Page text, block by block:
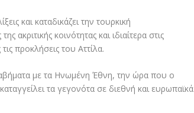
και καταδικάζει την τουρκική
κοινότητας και ιδιαίτερα στις
προκλήσεις του Αττίλα.
με τα Ηνωμένη Έθνη, την ώρα που ο
τα γεγονότα σε διεθνή και ευρωπαϊκά